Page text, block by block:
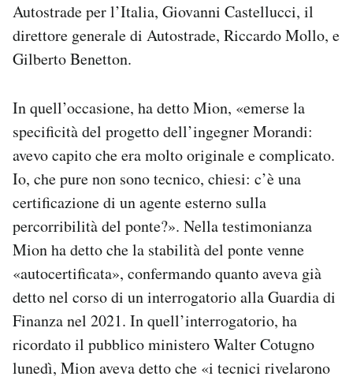
Autostrade per l’Italia, Giovanni Castellucci, il
direttore generale di Autostrade, Riccardo Mollo, e
Gilberto Benetton.
In quell’occasione, ha detto Mion, «emerse la
specificità del progetto dell’ingegner Morandi:
avevo capito che era molto originale e complicato.
Io, che pure non sono tecnico, chiesi: c’è una
certificazione di un agente esterno sulla
percorribilità del ponte?». Nella testimonianza
Mion ha detto che la stabilità del ponte venne
«autocertificata», confermando quanto aveva già
detto nel corso di un interrogatorio alla Guardia di
Finanza nel 2021. In quell’interrogatorio, ha
ricordato il pubblico ministero Walter Cotugno
lunedì, Mion aveva detto che «i tecnici rivelarono